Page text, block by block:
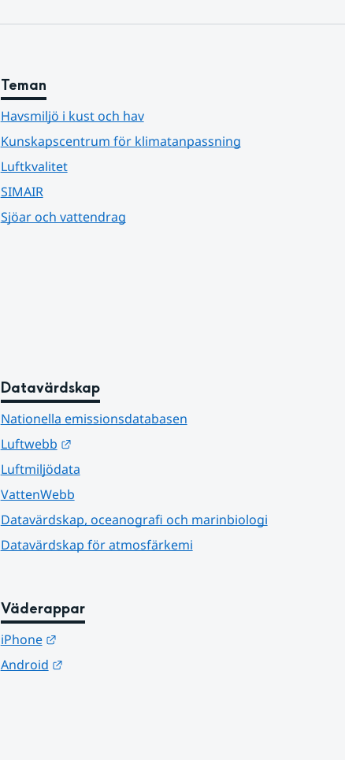
Teman
Havsmiljö i kust och hav
Kunskapscentrum för klimatanpassning
Luftkvalitet
SIMAIR
Sjöar och vattendrag
Datavärdskap
Nationella emissionsdatabasen
Luftwebb
Länk till annan webbplats.
Luftmiljödata
VattenWebb
Datavärdskap, oceanografi och marinbiologi
Datavärdskap för atmosfärkemi
Väderappar
iPhone
Länk till annan webbplats.
Android
Länk till annan webbplats.